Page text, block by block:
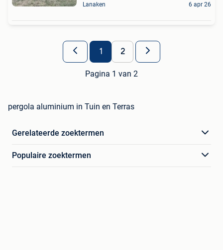
Lanaken 6 apr 26
1 2
Pagina 1 van 2
pergola aluminium in Tuin en Terras
Gerelateerde zoektermen
Populaire zoektermen